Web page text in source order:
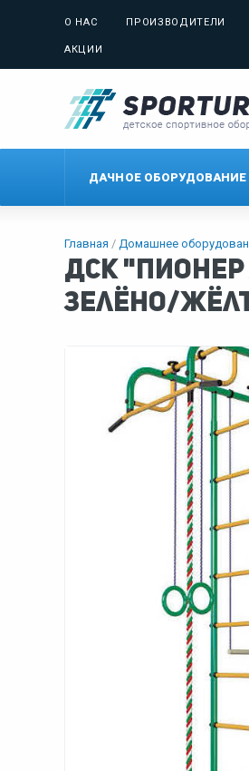
О НАС ПРОИЗВОДИТЕЛИ
АКЦИИ
ДАЧНОЕ ОБОРУДОВАНИЕ
Главная Домашнее
ДСК
зелёно/